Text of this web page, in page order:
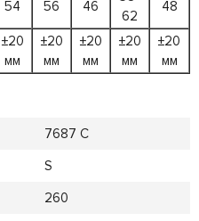
54 56 46
62
48
±20
мм
±20
мм
±20
мм
±20
мм
±20
мм
7687 C
S
260